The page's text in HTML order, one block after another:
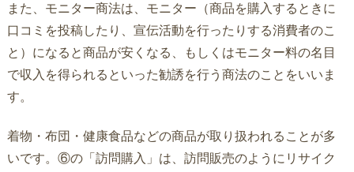
また、モニター商法は、モニター（商品を購入するときに
口コミを投稿したり、宣伝活動を行ったりする消費者のこ
と）になると商品が安くなる、もしくはモニター料の名目
で収入を得られるといった勧誘を行う商法のことをいいま
す。
着物・布団・健康食品などの商品が取り扱われることが多
いです。⑥の「訪問購入」は、訪問販売のようにリサイク